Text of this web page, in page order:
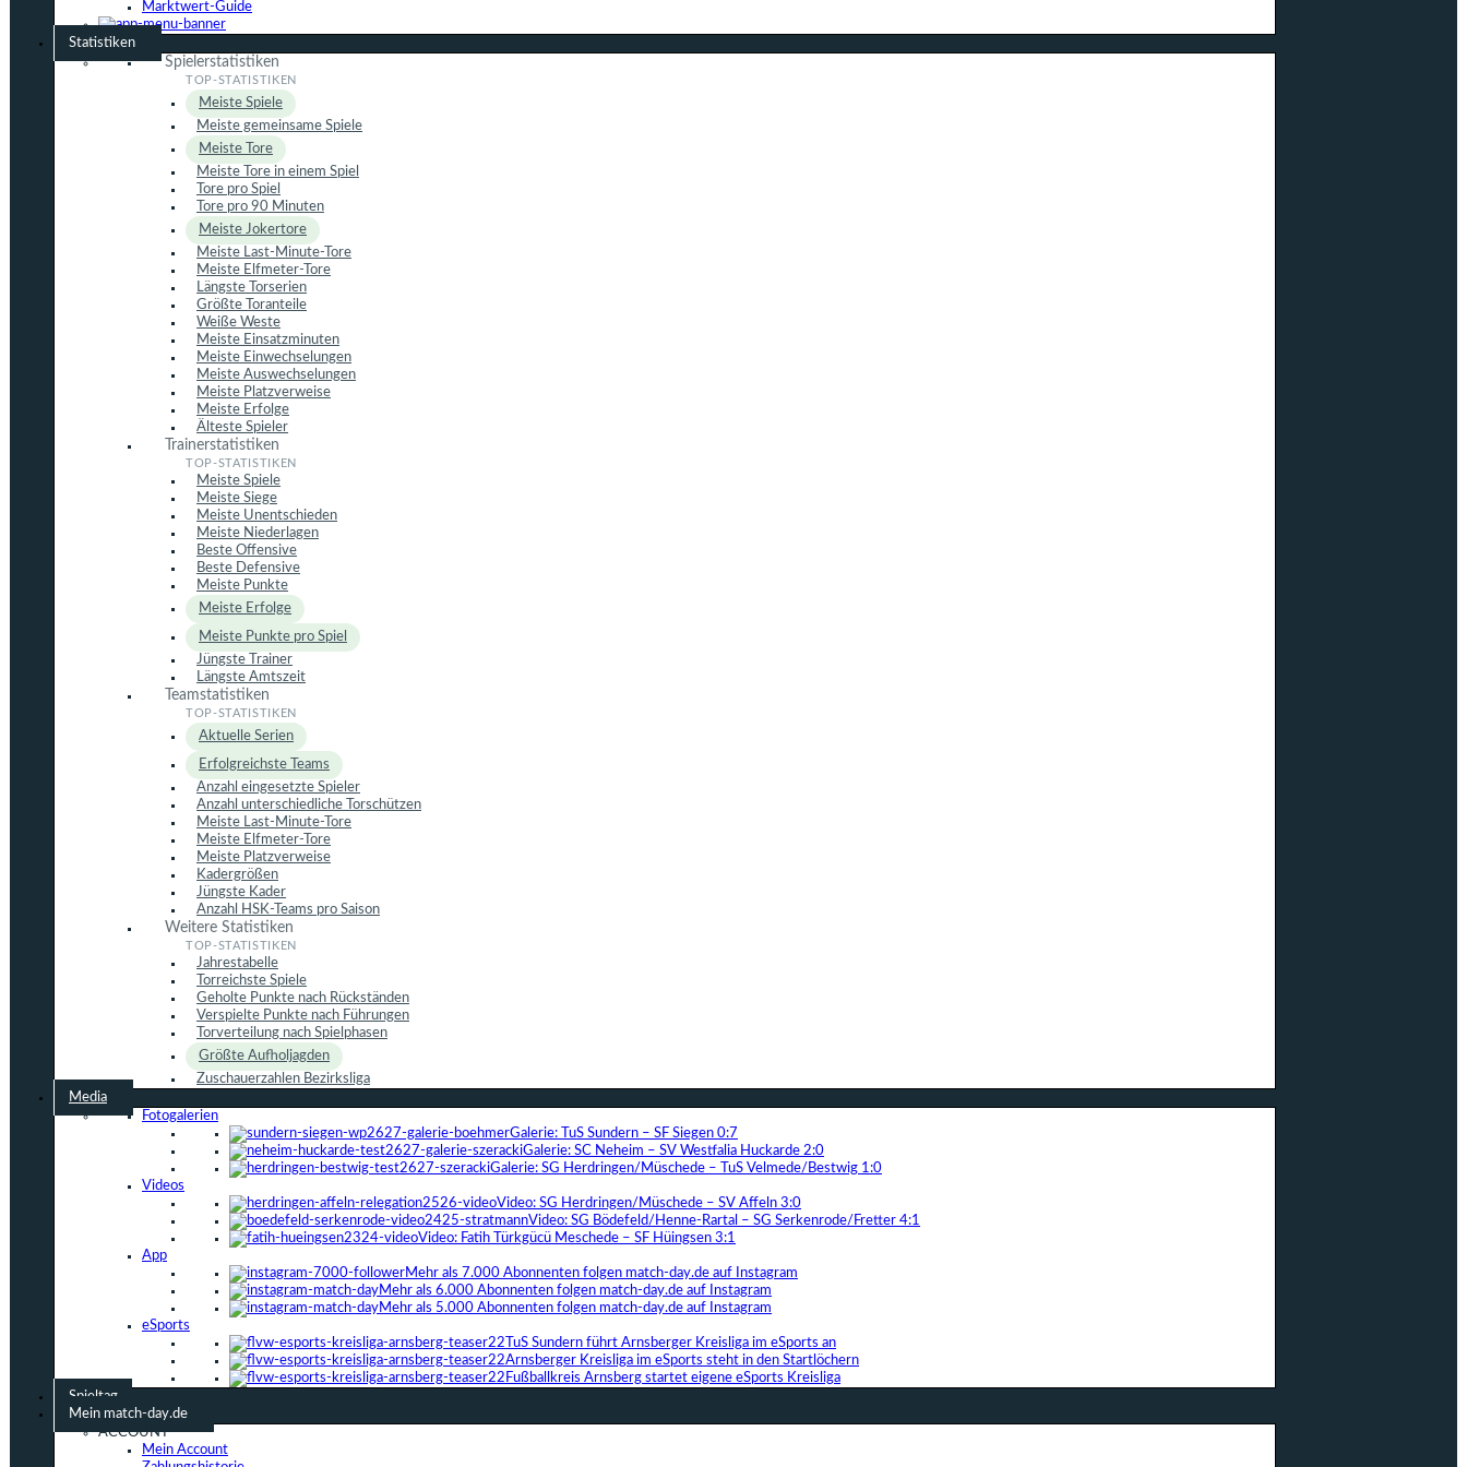
Marktwert-Guide
Statistiken
Spielerstatistiken
Meiste Spiele
Meiste gemeinsame Spiele
Meiste Tore
Meiste Tore in einem Spiel
Tore pro Spiel
Tore pro 90 Minuten
Meiste Jokertore
Meiste Last-Minute-Tore
Meiste Elfmeter-Tore
Längste Torserien
Größte Toranteile
Weiße Weste
Meiste Einsatzminuten
Meiste Einwechselungen
Meiste Auswechselungen
Meiste Platzverweise
Meiste Erfolge
Älteste Spieler
Trainerstatistiken
Meiste Spiele
Meiste Siege
Meiste Unentschieden
Meiste Niederlagen
Beste Offensive
Beste Defensive
Meiste Punkte
Meiste Erfolge
Meiste Punkte pro Spiel
Jüngste Trainer
Längste Amtszeit
Teamstatistiken
Aktuelle Serien
Erfolgreichste Teams
Anzahl eingesetzte Spieler
Anzahl unterschiedliche Torschützen
Meiste Last-Minute-Tore
Meiste Elfmeter-Tore
Meiste Platzverweise
Kadergrößen
Jüngste Kader
Anzahl HSK-Teams pro Saison
Weitere Statistiken
Jahrestabelle
Torreichste Spiele
Geholte Punkte nach Rückständen
Verspielte Punkte nach Führungen
Torverteilung nach Spielphasen
Größte Aufholjagden
Zuschauerzahlen Bezirksliga
Media
Fotogalerien
Galerie: TuS Sundern – SF Siegen 0:7
Galerie: SC Neheim – SV Westfalia Huckarde 2:0
Galerie: SG Herdringen/Müschede – TuS Velmede/Bestwig 1:0
Videos
Video: SG Herdringen/Müschede – SV Affeln 3:0
Video: SG Bödefeld/Henne-Rartal – SG Serkenrode/Fretter 4:1
Video: Fatih Türkgücü Meschede – SF Hüingsen 3:1
App
Mehr als 7.000 Abonnenten folgen match-day.de auf Instagram
Mehr als 6.000 Abonnenten folgen match-day.de auf Instagram
Mehr als 5.000 Abonnenten folgen match-day.de auf Instagram
eSports
TuS Sundern führt Arnsberger Kreisliga im eSports an
Arnsberger Kreisliga im eSports steht in den Startlöchern
Fußballkreis Arnsberg startet eigene eSports Kreisliga
Spieltag
Mein match-day.de
ACCOUNT
Mein Account